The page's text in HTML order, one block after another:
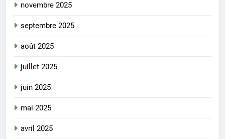
novembre 2025
septembre 2025
août 2025
juillet 2025
juin 2025
mai 2025
avril 2025